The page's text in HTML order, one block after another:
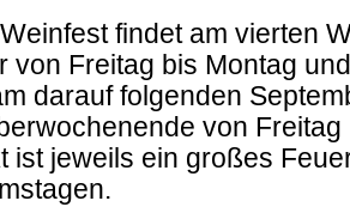
findet am vierten
von Freitag bis Montag
darauf folgenden
von Freitag
ist jeweils ein großes